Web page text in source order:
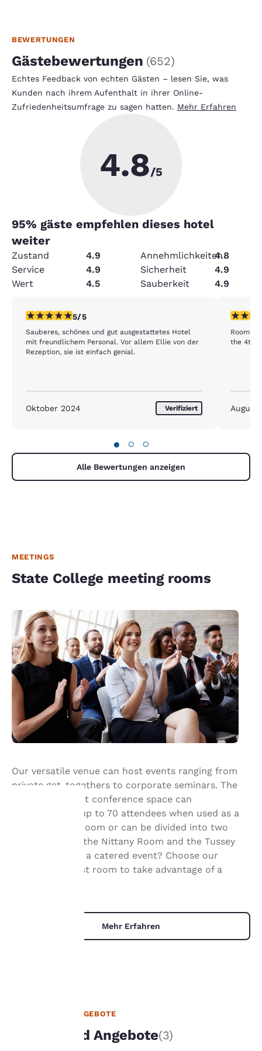
BEWERTUNGEN
Gästebewertungen (652)
Echtes Feedback von echten Gästen – lesen Sie, was
Kunden nach ihrem Aufenthalt in ihrer Online-
Zufriedenheitsumfrage zu sagen hatten. Mehr Erfahren
4.8/5
95% gäste empfehlen dieses hotel
weiter
Zustand 4.9 Annehmlichkeiten
4.8
Service
4.9 Sicherheit
4.9
Wert
4.5 Sauberkeit 4.9
5-Sterne-Bewertung. Außergewöhnlich. 1 Bewertung
5/5
Sauberes, schönes und gut ausgestattetes Hotel
mit freundlichem Personal. Vor allem Ellie von der
Rezeption, sie ist einfach genial.
Oktober 2024 Verifiziert
4-
Room
the 4th
August
● ○ ○
Alle Bewertungen anzeigen
MEETINGS
State College meeting rooms
Our versatile venue can host events ranging from
private get-togethers to corporate seminars. The
880-square-foot conference space can
accommodate up to 70 attendees when used as a
single meeting room or can be divided into two
smaller rooms, the Nittany Room and the Tussey
Room. Planning a catered event? Choose our
private breakfast room to take advantage of a
Mehr Erfahren
EINZIGARTIGE ANGEBOTE
Pakete und Angebote(3)
gesendet wird. So